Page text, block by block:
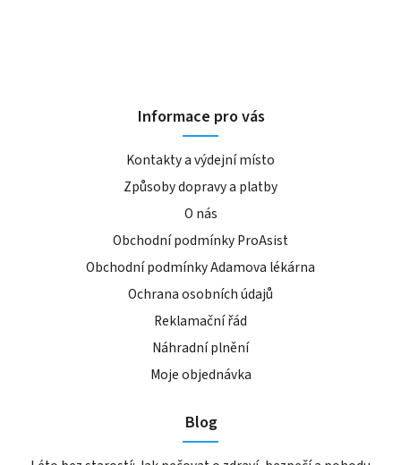
Informace pro vás
Kontakty a výdejní místo
Způsoby dopravy a platby
O nás
Obchodní podmínky ProAsist
Obchodní podmínky Adamova lékárna
Ochrana osobních údajů
Reklamační řád
Náhradní plnění
Moje objednávka
Blog